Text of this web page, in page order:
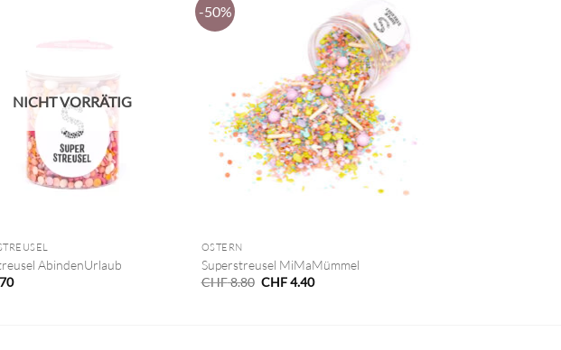
NICHT VORRÄTIG
AbindenUrlaub
-50%
OSTERN
Superstreusel MiMaMümmel
CHF8.80 Ursprünglicher
CHF4.40Aktueller